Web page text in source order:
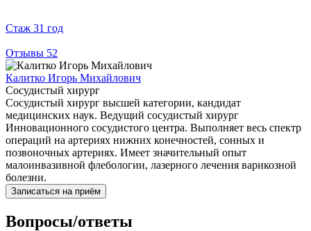
Стаж 31 год
Отзывы 52
Калитко Игорь Михайлович
Сосудистый хирург
Сосудистый хирург высшей категории, кандидат
медицинских наук. Ведущий сосудистый хирург
Инновационного сосудистого центра. Выполняет весь спектр
операций на артериях нижних конечностей, сонных и
позвоночных артериях. Имеет значительный опыт
малоинвазивной флебологии, лазерного лечения варикозной
болезни.
Записаться на приём
Вопросы/ответы